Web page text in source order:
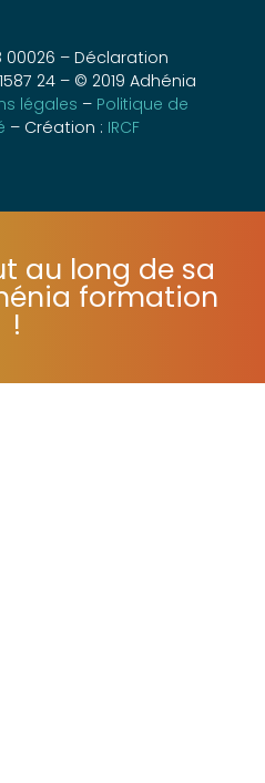
00026 – Déclaration
24 – © 2019 Adhénia
légales – Politique de
– Création : IRCF
au long de sa
formation
!